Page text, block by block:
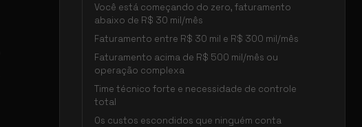
Você está começando do zero, faturamento
abaixo de R$ 30 mil/mês
Faturamento entre R$ 30 mil e R$ 300 mil/mês
Faturamento acima de R$ 500 mil/mês ou
operação complexa
Time técnico forte e necessidade de controle
total
Os custos escondidos que ninguém conta